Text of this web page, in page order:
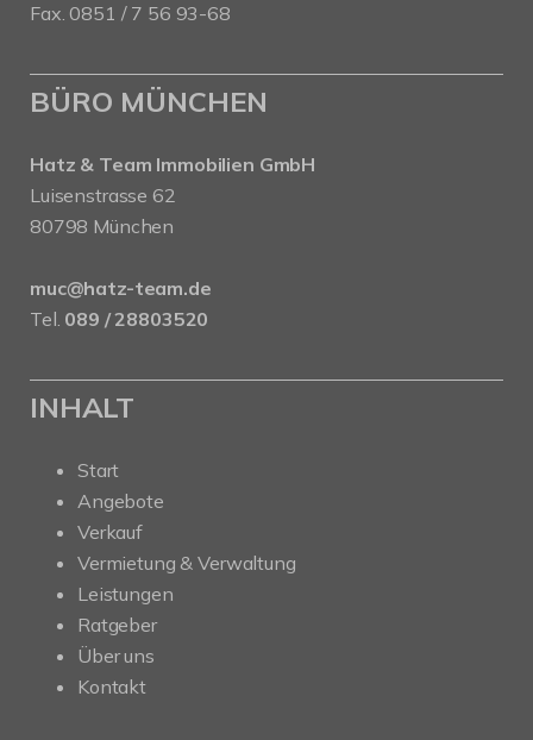
Fax. 0851 / 7 56 93-68
BÜRO MÜNCHEN
Hatz & Team Immobilien GmbH
Luisenstrasse 62
80798 München
muc@hatz-team.de
Tel. 089 / 28803520
INHALT
Start
Angebote
Verkauf
Vermietung & Verwaltung
Leistungen
Ratgeber
Über uns
Kontakt